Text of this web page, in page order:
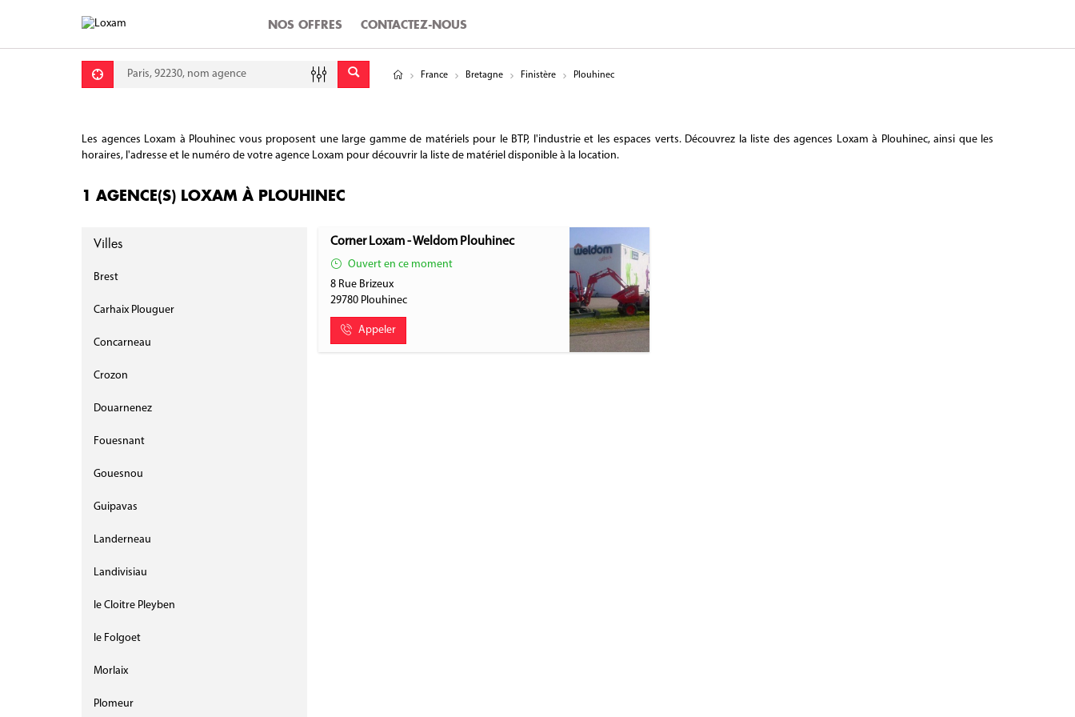
NOS OFFRES CONTACTEZ-NOUS
Requête Latitude
Longitude
France Bretagne Finistère Plouhinec
Les agences Loxam à Plouhinec vous proposent une large gamme de matériels pour le BTP, l'industrie et les espaces verts. Découvrez la liste des agences Loxam à Plouhinec, ainsi que les
horaires, l'adresse et le numéro de votre agence Loxam pour découvrir la liste de matériel disponible à la location.
1 AGENCE(S) LOXAM À PLOUHINEC
Villes
Brest
Carhaix Plouguer
Concarneau
Crozon
Douarnenez
Fouesnant
Gouesnou
Guipavas
Landerneau
Landivisiau
le Cloitre Pleyben
le Folgoet
Morlaix
Plomeur
Corner Loxam - Weldom Plouhinec
Ouvert en ce moment
8 Rue Brizeux
29780 Plouhinec
Appeler